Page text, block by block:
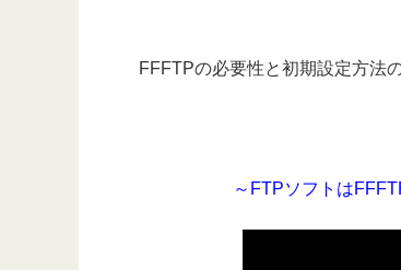
FFFTPの必要性と初期設定方法
～FTPソフトは